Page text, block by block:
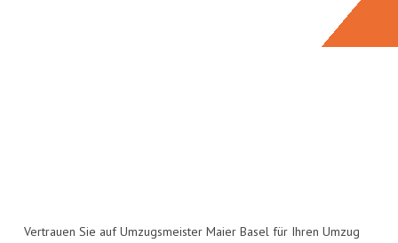
Vertrauen Sie auf Umzugsmeister Maier Basel für Ihren Umzug